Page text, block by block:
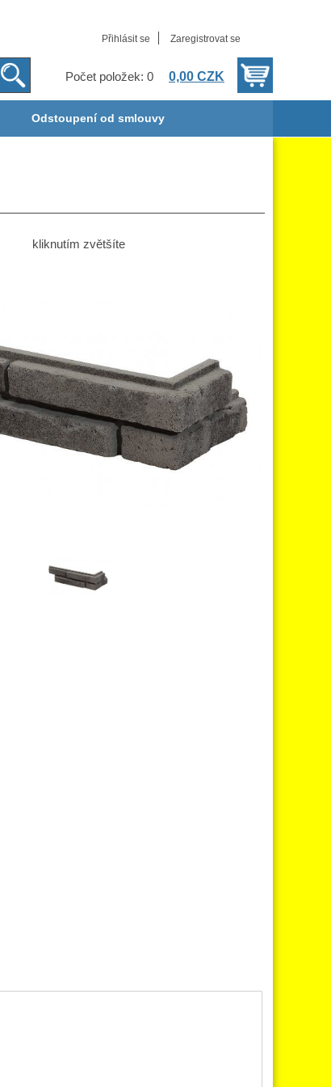
Přihlásit se Zaregistrovat se
Počet položek: 0 0,00 CZK
Odstoupení od smlouvy
kliknutím zvětšíte